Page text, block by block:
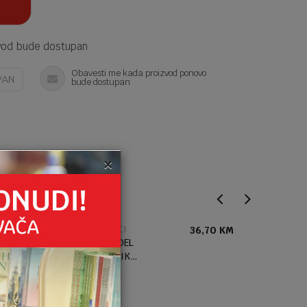
bude dostupan
Obavesti me kada proizvod ponovo
bude dostupan
SLIČNI PROIZVODI
NOVČANICI
TOP MODEL
NOVČANIK
MUSIC
36,70 KM
×